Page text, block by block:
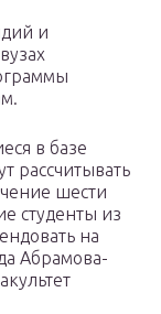
и
в базе
рассчитывать
шести
студенты из
на
Абрамова-